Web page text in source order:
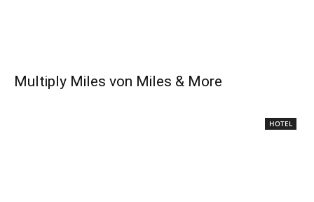
Multiply Miles von Miles & More
HOTEL